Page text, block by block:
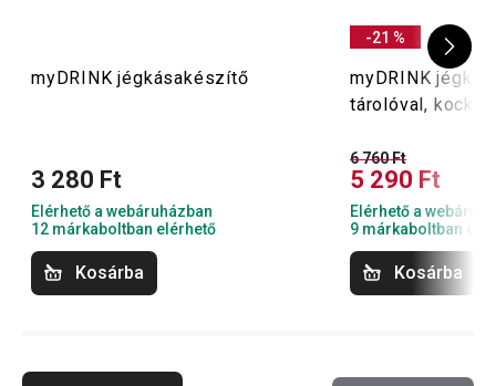
myDRINK jégkásakészítő
3 280 Ft
Elérhető a webáruházban
12 márkaboltban elérhető
Kosárba
-21 %
myDRINK
tárolóval, kockák
6 760 Ft
5 290 Ft
Elérhető a
9 márkaboltban
Kosárba